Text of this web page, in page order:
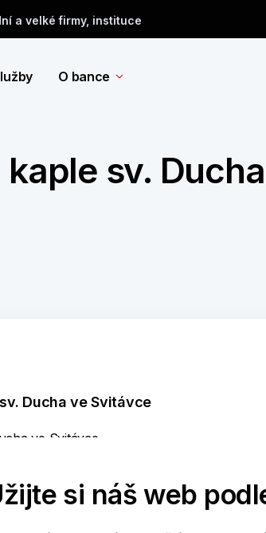
a velké firmy, instituce
O bance
sv.
Ducha ve Svitávce
ve Svitávce
si náš web